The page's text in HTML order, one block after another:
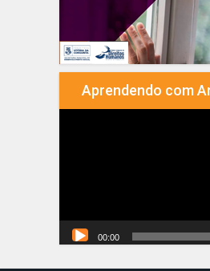
Aprendendo com
00:00